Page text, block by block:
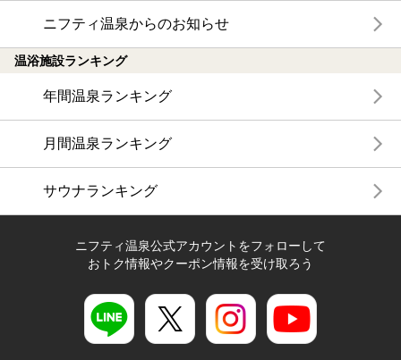
ニフティ温泉からのお知らせ
温浴施設ランキング
年間温泉ランキング
月間温泉ランキング
サウナランキング
ニフティ温泉公式アカウントをフォローして
おトク情報やクーポン情報を受け取ろう